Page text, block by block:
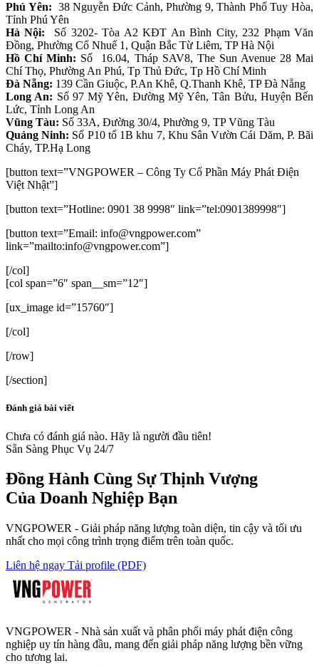
Phú Yên: 38 Nguyễn Đức Cảnh, Phường 9, Thành Phố Tuy Hòa,
Tỉnh Phú Yên
Hà Nội: Số 3202- Tòa A2 KĐT An Bình City, 232 Phạm Văn
Đồng, Phường Cổ Nhuế 1, Quận Bắc Từ Liêm, TP Hà Nội
Hồ Chí Minh: Số 16.04, Tháp SAV8, The Sun Avenue 28 Mai
Chí Thọ, Phường An Phú, Tp Thủ Đức, Tp Hồ Chí Minh
Đà Nẵng: 139 Cần Giuộc, P.An Khê, Q.Thanh Khê, TP Đà Nẵng
Long An: Số 97 Mỹ Yên, Đường Mỹ Yên, Tân Bửu, Huyện Bến
Lức, Tỉnh Long An
Vũng Tàu: Số 33A, Đường 30/4, Phường 9, TP Vũng Tàu
Quảng Ninh: Số P10 tổ 1B khu 7, Khu Sân Vườn Cái Dăm, P. Bãi
Cháy, TP.Hạ Long
[button text=”VNGPOWER – Công Ty Cổ Phần Máy Phát Điện
Việt Nhật”]
[button text=”Hotline: 0901 38 9998″ link=”tel:0901389998″]
[button text=”Email: info@vngpower.com”
link=”mailto:info@vngpower.com”]
[/col]
[col span=”6″ span__sm=”12″]
[ux_image id=”15760″]
[/col]
[/row]
[/section]
Đánh giá bài viết
Chưa có đánh giá nào. Hãy là người đầu tiên!
Sẵn Sàng Phục Vụ 24/7
Đồng Hành Cùng Sự Thịnh Vượng
Của Doanh Nghiệp Bạn
VNGPOWER - Giải pháp năng lượng toàn diện, tin cậy và tối ưu
nhất cho mọi công trình trọng điểm trên toàn quốc.
Liên hệ ngay Tải profile (PDF)
VNGPOWER - Nhà sản xuất và phân phối máy phát điện công
nghiệp uy tín hàng đầu, mang đến giải pháp năng lượng bền vững
cho tương lai.